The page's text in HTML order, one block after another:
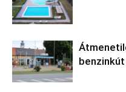
benzinkút